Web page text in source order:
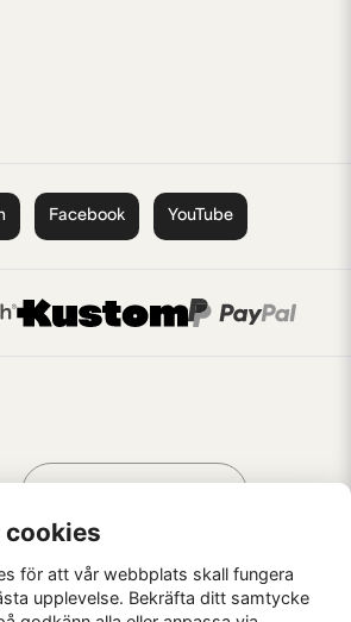
Facebook YouTube
cookies
för att vår webbplats skall fungera
upplevelse. Bekräfta ditt samtycke